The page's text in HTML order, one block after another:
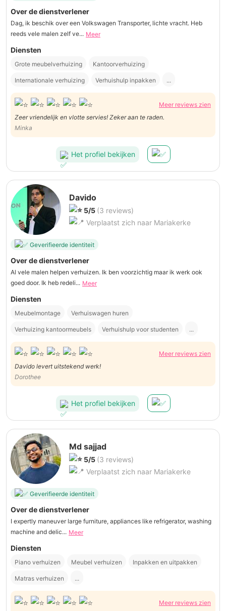
Over de dienstverlener
Dag, ik beschik over een Volkswagen Transporter, lichte vracht. Heb
reeds vele malen zelf ve... Meer
Diensten
Grote meubelverhuizing Kantoorverhuizing
Internationale verhuizing Verhuishulp inpakken ...
Meer reviews zien
Zeer vriendelijk en vlotte servies! Zeker aan te raden.
Minka
Het profiel bekijken
Davido
5/5 (3 reviews)
Verplaatst zich naar Mariakerke
Geverifieerde identiteit
Over de dienstverlener
Al vele malen helpen verhuizen. Ik ben voorzichtig maar ik werk ook
goed door. Ik heb redeli... Meer
Diensten
Meubelmontage Verhuiswagen huren
Verhuizing kantoormeubels Verhuishulp voor studenten ...
Meer reviews zien
Davido levert uitstekend werk!
Dorothee
Het profiel bekijken
Md sajjad
5/5 (3 reviews)
Verplaatst zich naar Mariakerke
Geverifieerde identiteit
Over de dienstverlener
I expertly maneuver large furniture, appliances like refrigerator, washing
machine and delic... Meer
Diensten
Piano verhuizen Meubel verhuizen Inpakken en uitpakken
Matras verhuizen ...
Meer reviews zien